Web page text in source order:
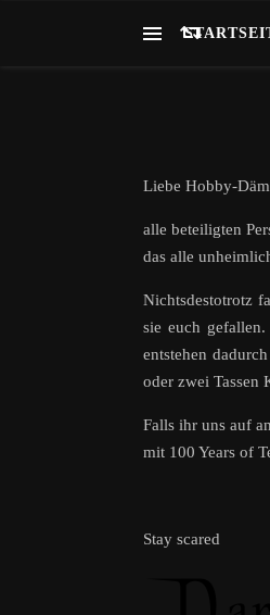
Liebe Hobby-
alle beteiligten
das alle
Nichtsdestotrotz
sie euch
entstehen
oder zwei Tassen
Falls ihr uns auf
mit 100 Years of
Stay scared